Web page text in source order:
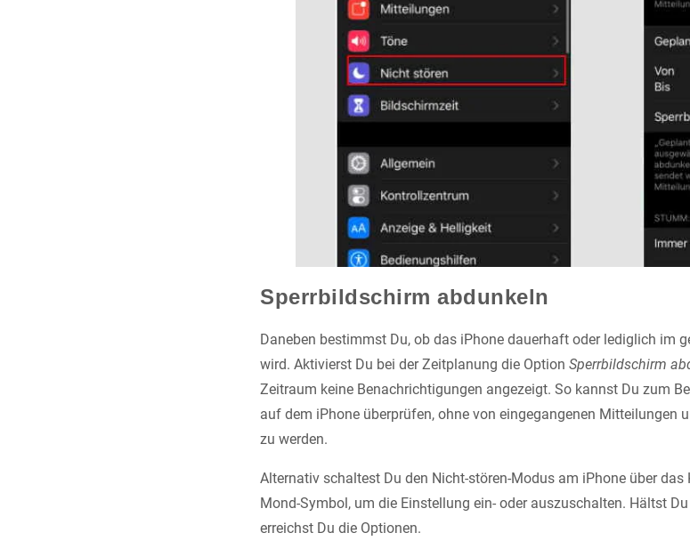
Sperrbildschirm abdunkeln
Daneben bestimmst Du, ob das iPhone dauerhaft oder lediglich im
wird. Aktivierst Du bei der Zeitplanung die Option Sperrbildschirm
Zeitraum keine Benachrichtigungen angezeigt. So kannst Du zum
auf dem iPhone überprüfen, ohne von eingegangenen Mitteilungen
zu werden.
Alternativ schaltest Du den Nicht-stören-Modus am iPhone über
Mond-Symbol, um die Einstellung ein- oder auszuschalten. Hältst
erreichst Du die Optionen.